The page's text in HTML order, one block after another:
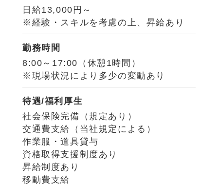
日給13,000円～
※経験・スキルを考慮の上、昇給あり
勤務時間
8:00～17:00（休憩1時間）
※現場状況により多少の変動あり
待遇/福利厚生
社会保険完備（規定あり）
交通費支給（当社規定による）
作業服・道具貸与
資格取得支援制度あり
昇給制度あり
移動費支給